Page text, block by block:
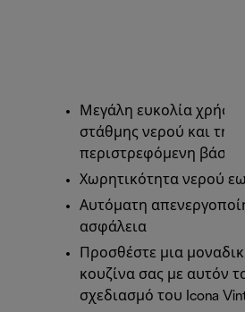
Μεγάλη ευκολία
στάθμης νερού και την
περιστρεφόμενη βάση
Χωρητικότητα νερού
Αυτόματη
ασφάλεια
Προσθέστε μια
κουζίνα σας με αυτόν
σχεδιασμό του Icona